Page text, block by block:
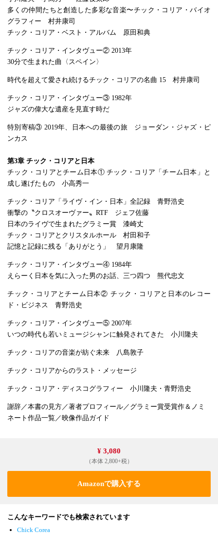
多くの仲間たちと創造した多彩な音楽〜チック・コリア・バイオ
グラフィー 村井康司
チック・コリア・ベスト・アルバム 原田和典
チック・コリア・インタヴュー② 2013年
30分で生まれた曲〈スペイン〉
時代を超えて愛され続けるチック・コリアの名曲 15 村井康司
チック・コリア・インタヴュー③ 1982年
ジャズの偉大な遺産を見直す時だ
特別寄稿③ 2019年、日本への最後の旅 ジョーダン・ジャズ・ピ
ンカス
第3章 チック・コリアと日本
チック・コリアとチーム日本① チック・コリア「チーム日本」と
成し遂げたもの 小高秀一
チック・コリア「ライヴ・イン・日本」全記録 青野浩史
衝撃の〝クロスオーヴァー〟RTF ジェフ佐藤
日本のライヴで生まれたグラミー賞 漆崎丈
チック・コリアとクリスタルホール 村田和子
記憶と記録に残る「ありがとう」 望月康隆
チック・コリア・インタヴュー④ 1984年
えらーく日本を気に入った男のお話、三つ四つ 熊代忠文
チック・コリアとチーム日本② チック・コリアと日本のレコー
ド・ビジネス 青野浩史
チック・コリア・インタヴュー⑤ 2007年
いつの時代も若いミュージシャンに触発されてきた 小川隆夫
チック・コリアの音楽が紡ぐ未来 八島敦子
チック・コリアからのラスト・メッセージ
チック・コリア・ディスコグラフィー 小川隆夫・青野浩史
謝辞／本書の見方／著者プロフィール／グラミー賞受賞作＆ノミ
ネート作品一覧／映像作品ガイド
¥ 3,080
（本体 2,800+税）
Amazonで購入する
こんなキーワードでも検索されています
Chick Corea